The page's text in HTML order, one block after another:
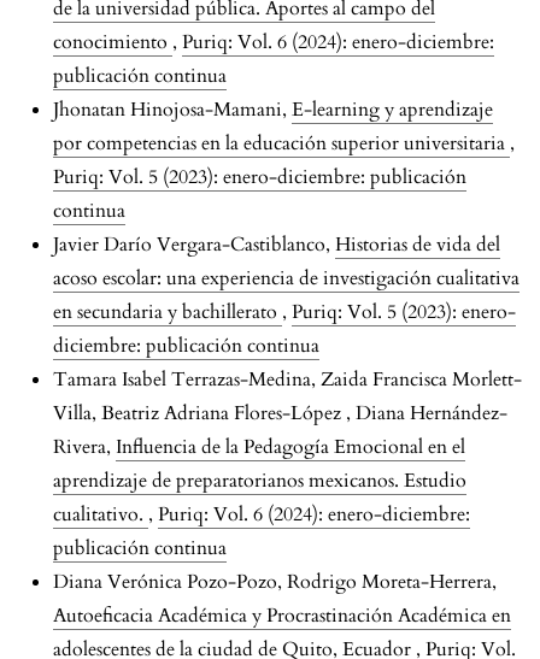
de la universidad pública. Aportes al campo del
conocimiento , Puriq: Vol. 6 (2024): enero-diciembre:
publicación continua
Jhonatan Hinojosa-Mamani, E-learning y aprendizaje
por competencias en la educación superior universitaria ,
Puriq: Vol. 5 (2023): enero-diciembre: publicación
continua
Javier Darío Vergara-Castiblanco, Historias de vida del
acoso escolar: una experiencia de investigación cualitativa
en secundaria y bachillerato , Puriq: Vol. 5 (2023): enero-
diciembre: publicación continua
Tamara Isabel Terrazas-Medina, Zaida Francisca Morlett-
Villa, Beatriz Adriana Flores-López , Diana Hernández-
Rivera, Influencia de la Pedagogía Emocional en el
aprendizaje de preparatorianos mexicanos. Estudio
cualitativo. , Puriq: Vol. 6 (2024): enero-diciembre:
publicación continua
Diana Verónica Pozo-Pozo, Rodrigo Moreta-Herrera,
Autoeficacia Académica y Procrastinación Académica en
adolescentes de la ciudad de Quito, Ecuador , Puriq: Vol.